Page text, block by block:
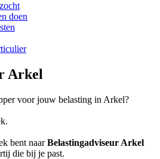
doen
Arkel
voor jouw belasting in Arkel?
bent naarBelastingadviseur Arkel
die bij je past.